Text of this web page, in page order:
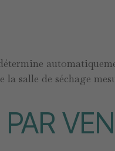
salle de séchage